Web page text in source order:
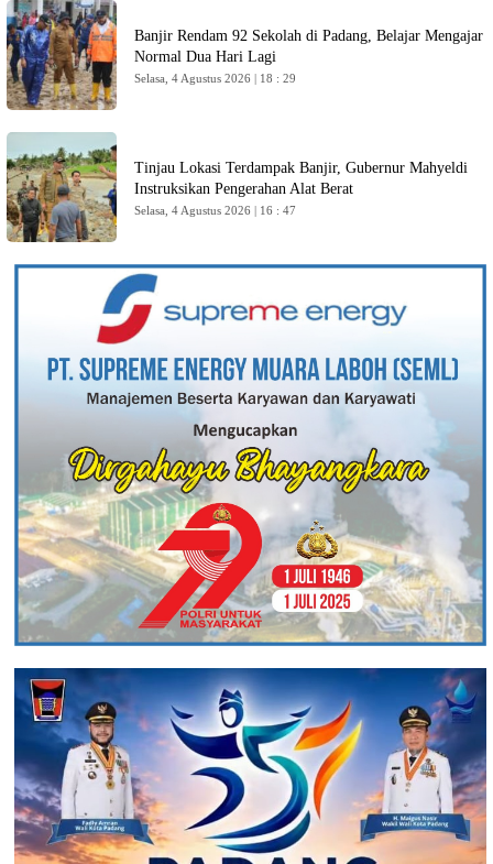
Banjir Rendam 92 Sekolah di Padang, Belajar Mengajar
Normal Dua Hari Lagi
Selasa, 4 Agustus 2026 | 18 : 29
Tinjau Lokasi Terdampak Banjir, Gubernur Mahyeldi
Instruksikan Pengerahan Alat Berat
Selasa, 4 Agustus 2026 | 16 : 47